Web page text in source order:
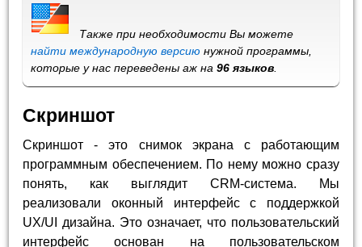
Также при необходимости Вы можете
найти международную версию нужной программы,
которые у нас переведены аж на96 языков
Скриншот
Скриншот - это снимок экрана с работающим
программным обеспечением. По нему можно сразу
понять, как выглядит CRM-система. Мы
реализовали оконный интерфейс с поддержкой
UX/UI дизайна. Это означает, что пользовательский
интерфейс основан на пользовательском